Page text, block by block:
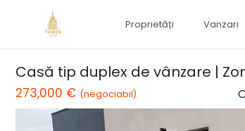
Proprietăți Vanzari
Casă tip duplex de vânzare |
273,000 € (negociabil)